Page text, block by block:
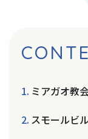
ミアガオ教
スモールビ